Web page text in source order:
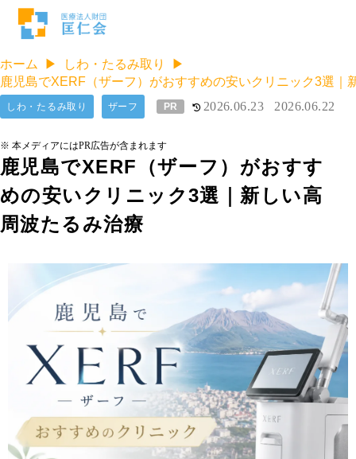
ホーム
しわ・たるみ取り
鹿児島でXERF（ザーフ）がおすすめの安いクリニック3選｜
鹿児島でXERF（ザーフ）がおすす
めの安いクリニック3選｜新しい高
周波たるみ治療
2026.06.23 2026.06.22
しわ・たるみ取り ザーフ PR
※ 本メディアにはPR広告が含まれます